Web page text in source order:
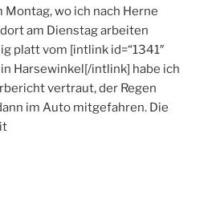
wo ich nach Herne
am Dienstag arbeiten
platt vom [intlink id=“1341″
Harsewinkel[/intlink] habe ich
vertraut, der Regen
im Auto mitgefahren. Die